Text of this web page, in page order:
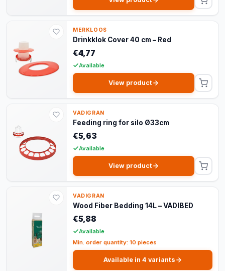
MERKLOOS
Drinkklok Cover 40 cm – Red
€4,77
Available
View product
VADIGRAN
Feeding ring for silo Ø33cm
€5,63
Available
View product
VADIGRAN
Wood Fiber Bedding 14L – VADIBED
€5,88
Available
Min. order quantity: 10 pieces
Available in 4 variants